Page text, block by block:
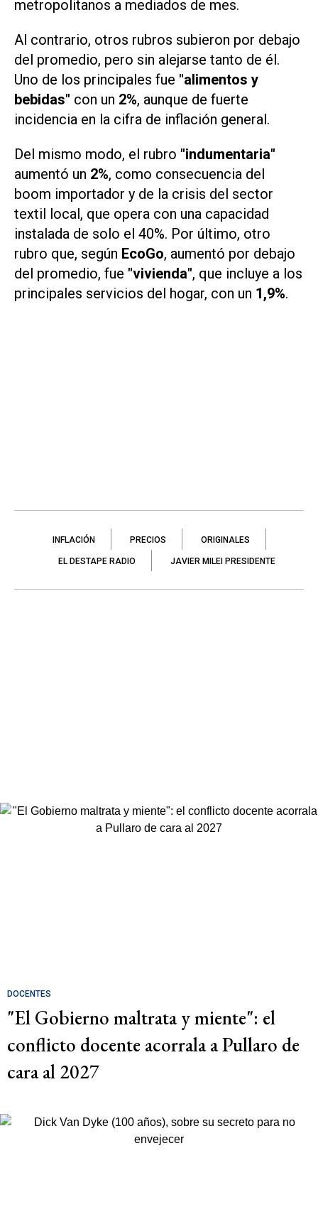
metropolitanos a mediados de mes.
Al contrario, otros rubros subieron por debajo
del promedio, pero sin alejarse tanto de él.
Uno de los principales fue "alimentos y
bebidas" con un 2%, aunque de fuerte
incidencia en la cifra de inflación general.
Del mismo modo, el rubro "indumentaria"
aumentó un 2%, como consecuencia del
boom importador y de la crisis del sector
textil local, que opera con una capacidad
instalada de solo el 40%. Por último, otro
rubro que, según EcoGo, aumentó por debajo
del promedio, fue "vivienda", que incluye a los
principales servicios del hogar, con un 1,9%.
INFLACIÓN PRECIOS ORIGINALES
EL DESTAPE RADIO JAVIER MILEI PRESIDENTE
DOCENTES
"El Gobierno maltrata y miente": el
conflicto docente acorrala a Pullaro de
cara al 2027